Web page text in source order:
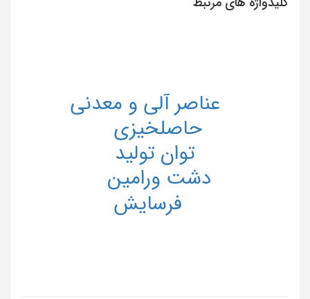
توان تولید
حاصلخیزی
دشت ورامین
عناصر آلی و معدنی
فرسایش